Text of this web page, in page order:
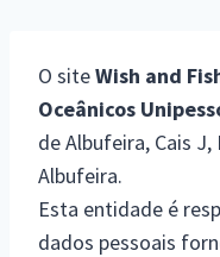
O siteWish and
Oceânicos
de Albufeira, Cais
Albufeira.
Esta entidade é
dados pessoais